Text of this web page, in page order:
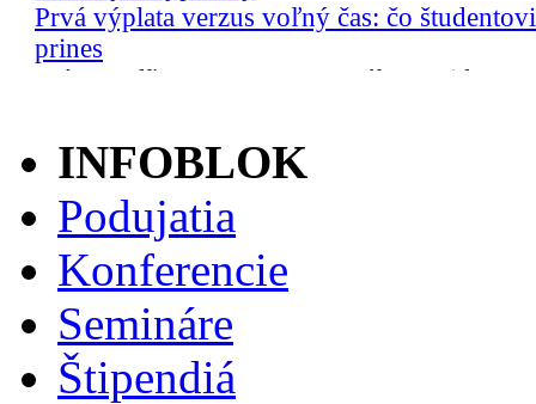
INFOBLOK
Podujatia
Konferencie
Semináre
Štipendiá